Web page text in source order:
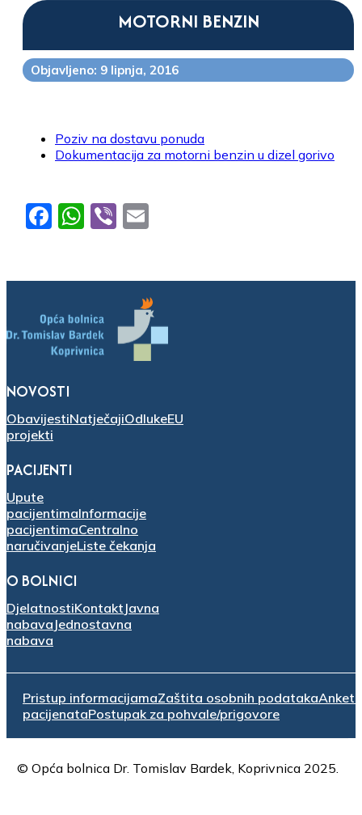
MOTORNI BENZIN
Objavljeno: 9 lipnja, 2016
Poziv na dostavu ponuda
Dokumentacija za motorni benzin u dizel gorivo
Facebook
WhatsApp
Viber
NOVOSTI
ObavijestiNatječajiOdlukeEU
projekti
PACIJENTI
Upute
pacijentimaInformacije
pacijentimaCentralno
naručivanjeListe čekanja
O BOLNICI
DjelatnostiKontakt Javna
nabava Jednostavna
nabava
Pristup informacijamaZaštita osobnih podatakaAnketa
pacijenataPostupak za pohvale/prigovore
© Opća bolnica Dr. Tomislav Bardek, Koprivnica 2025.